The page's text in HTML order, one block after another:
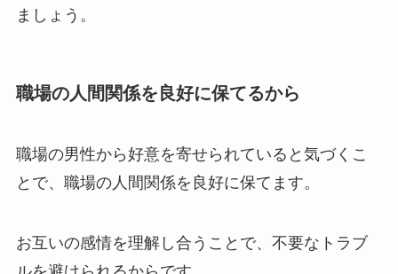
ましょう。
職場の人間関係を良好に保てるから
職場の男性から好意を寄せられていると気づくこ
とで、職場の人間関係を良好に保てます。
お互いの感情を理解し合うことで、不要なトラブ